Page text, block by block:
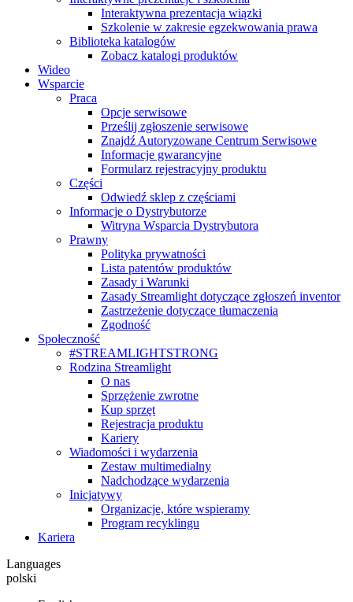
Interaktywna prezentacja wiązki
Szkolenie w zakresie egzekwowania prawa
Biblioteka katalogów
Zobacz katalogi produktów
Wideo
Wsparcie
Praca
Opcje serwisowe
Prześlij zgłoszenie serwisowe
Znajdź Autoryzowane Centrum Serwisowe
Informacje gwarancyjne
Formularz rejestracyjny produktu
Części
Odwiedź sklep z częściami
Informacje o Dystrybutorze
Witryna Wsparcia Dystrybutora
Prawny
Polityka prywatności
Lista patentów produktów
Zasady i Warunki
Zasady Streamlight dotyczące zgłoszeń inventor
Zastrzeżenie dotyczące tłumaczenia
Zgodność
Społeczność
#STREAMLIGHTSTRONG
Rodzina Streamlight
O nas
Sprzężenie zwrotne
Kup sprzęt
Rejestracja produktu
Kariery
Wiadomości i wydarzenia
Zestaw multimedialny
Nadchodzące wydarzenia
Inicjatywy
Organizacje, które wspieramy
Program recyklingu
Kariera
Languages
polski